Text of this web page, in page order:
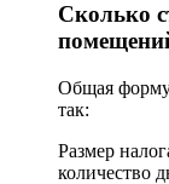
Сколько
Общая
так:
Размер
количество